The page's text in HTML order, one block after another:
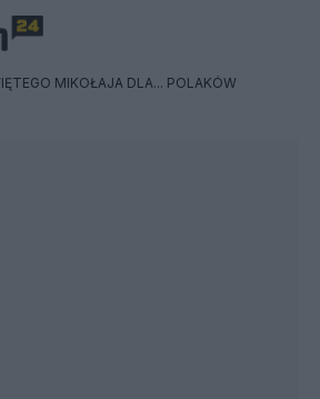
MIKOŁAJA DLA... POLAKÓW